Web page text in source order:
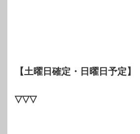
【土曜日確定・日曜日予定】
▽▽▽